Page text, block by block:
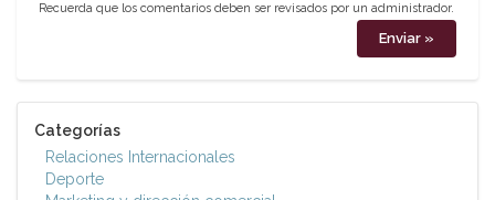
Recuerda que los comentarios deben ser revisados por un administrador.
Categorías
Relaciones Internacionales
Deporte